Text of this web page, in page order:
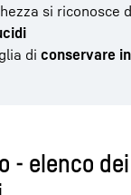
si riconosce
di conservare
- elenco dei